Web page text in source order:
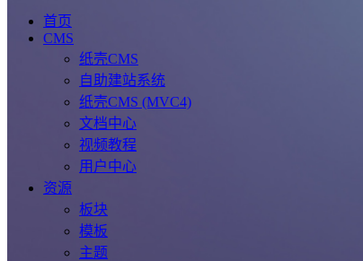
首页
CMS
纸壳CMS
自助建站系统
纸壳CMS (MVC4)
文档中心
视频教程
用户中心
资源
板块
模板
主题